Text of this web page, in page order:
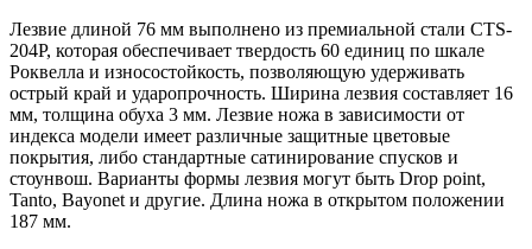
Лезвие длиной 76 мм выполнено из премиальной стали CTS-
204P, которая обеспечивает твердость 60 единиц по шкале
Роквелла и износостойкость, позволяющую удерживать
острый край и ударопрочность. Ширина лезвия составляет 16
мм, толщина обуха 3 мм. Лезвие ножа в зависимости от
индекса модели имеет различные защитные цветовые
покрытия, либо стандартные сатинирование спусков и
стоунвош. Варианты формы лезвия могут быть Drop point,
Tanto, Bayonet и другие. Длина ножа в открытом положении
187 мм.